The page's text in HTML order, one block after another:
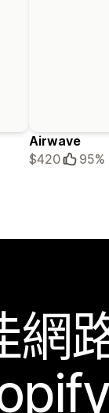
Airwave
$420
95%
網